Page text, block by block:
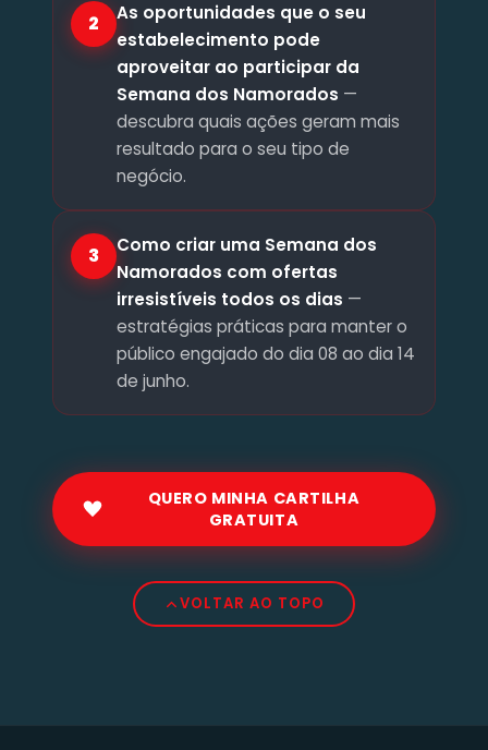
2
As oportunidades que o seu
estabelecimento pode
aproveitar ao participar da
Semana dos Namorados —
descubra quais ações geram mais
resultado para o seu tipo de
negócio.
3
Como criar uma Semana dos
Namorados com ofertas
irresistíveis todos os dias —
estratégias práticas para manter o
público engajado do dia 08 ao dia 14
de junho.
QUERO MINHA CARTILHA
GRATUITA
VOLTAR AO TOPO